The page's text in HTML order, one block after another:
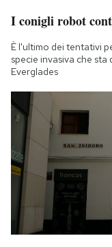
I conigli robot
È l'ultimo dei tentativi
specie invasiva che
Everglades